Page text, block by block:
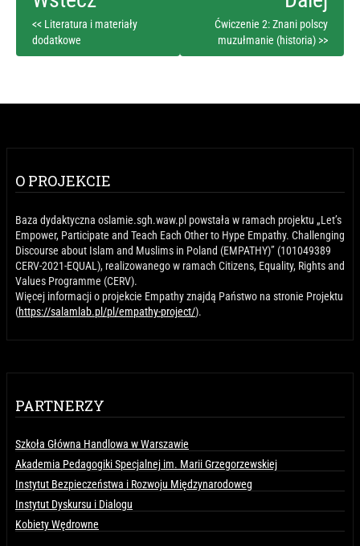
<< Literatura i materiały
dodatkowe
Ćwiczenie 2: Znani polscy
muzułmanie (historia) >>
O PROJEKCIE
Baza dydaktyczna oslamie.sgh.waw.pl powstała w ramach projektu „Let’s
Empower, Participate and Teach Each Other to Hype Empathy. Challenging
Discourse about Islam and Muslims in Poland (EMPATHY)” (101049389
CERV-2021-EQUAL), realizowanego w ramach Citizens, Equality, Rights and
Values Programme (CERV).
Więcej informacji o projekcie Empathy znajdą Państwo na stronie Projektu
(https://salamlab.pl/pl/empathy-project/).
PARTNERZY
Szkoła Główna Handlowa w Warszawie
Akademia Pedagogiki Specjalnej im. Marii Grzegorzewskiej
Instytut Bezpieczeństwa i Rozwoju Międzynarodoweg
Instytut Dyskursu i Dialogu
Kobiety Wędrowne